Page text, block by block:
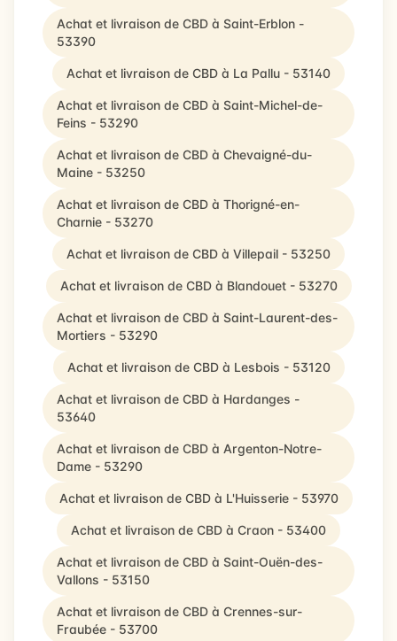
Achat et livraison de CBD à Saint-Erblon -
53390
Achat et livraison de CBD à La Pallu - 53140
Achat et livraison de CBD à Saint-Michel-de-
Feins - 53290
Achat et livraison de CBD à Chevaigné-du-
Maine - 53250
Achat et livraison de CBD à Thorigné-en-
Charnie - 53270
Achat et livraison de CBD à Villepail - 53250
Achat et livraison de CBD à Blandouet - 53270
Achat et livraison de CBD à Saint-Laurent-des-
Mortiers - 53290
Achat et livraison de CBD à Lesbois - 53120
Achat et livraison de CBD à Hardanges -
53640
Achat et livraison de CBD à Argenton-Notre-
Dame - 53290
Achat et livraison de CBD à L'Huisserie - 53970
Achat et livraison de CBD à Craon - 53400
Achat et livraison de CBD à Saint-Ouën-des-
Vallons - 53150
Achat et livraison de CBD à Crennes-sur-
Fraubée - 53700